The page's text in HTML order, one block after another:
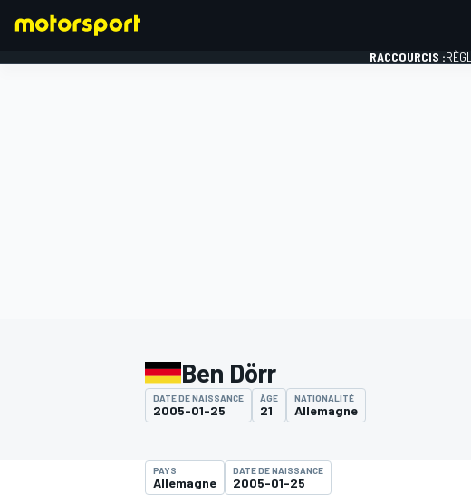
RACCOURCIS :
Ben Dörr
DATE DE NAISSANCE
2005-01-25
ÂGE
21
NATIONALITÉ
Allemagne
PAYS
Allemagne
DATE DE NAISSANCE
2005-01-25